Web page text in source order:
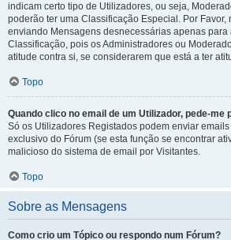
indicam certo tipo de Utilizadores, ou seja,
poderão ter uma Classificação Especial. Por Favor,
enviando Mensagens desnecessárias apenas
Classificação, pois os Administradores ou
atitude contra si, se considerarem que está a ter
Topo
Quando clico no email de um Utilizador, pede-me
Só os Utilizadores Registados podem enviar
exclusivo do Fórum (se esta função se encontrar
malicioso do sistema de email por Visitantes.
Topo
Sobre as Mensagens
Como crio um Tópico ou respondo num Fórum?